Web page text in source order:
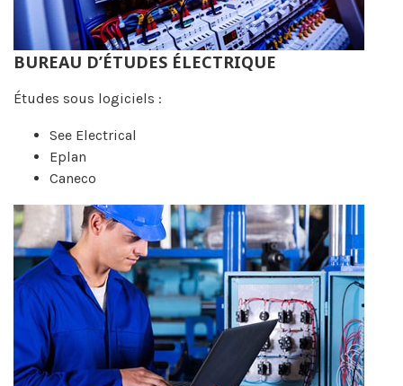
BUREAU D’ÉTUDES ÉLECTRIQUE
Études sous logiciels :
See Electrical
Eplan
Caneco